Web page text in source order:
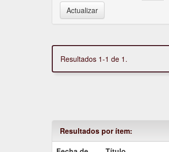
Resultados 1-1 de 1.
Resultados por ítem: